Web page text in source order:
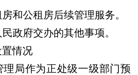
和公租房后续管理服务。
政府交办的其他事项。
置情况
理局作为正处级一级部门预